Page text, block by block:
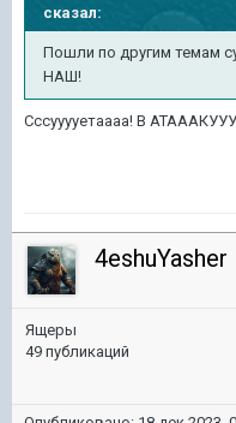
сказал:
Пошли по другим темам
НАШ!
Сссууууетаааа! В
4eshuYasher
Ящеры
49 публикаций